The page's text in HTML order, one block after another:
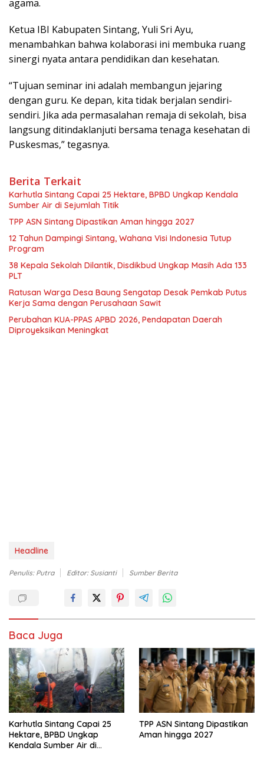
agama.
Ketua IBI Kabupaten Sintang, Yuli Sri Ayu,
menambahkan bahwa kolaborasi ini membuka ruang
sinergi nyata antara pendidikan dan kesehatan.
“Tujuan seminar ini adalah membangun jejaring
dengan guru. Ke depan, kita tidak berjalan sendiri-
sendiri. Jika ada permasalahan remaja di sekolah, bisa
langsung ditindaklanjuti bersama tenaga kesehatan di
Puskesmas,” tegasnya.
Berita Terkait
Karhutla Sintang Capai 25 Hektare, BPBD Ungkap Kendala
Sumber Air di Sejumlah Titik
TPP ASN Sintang Dipastikan Aman hingga 2027
12 Tahun Dampingi Sintang, Wahana Visi Indonesia Tutup
Program
38 Kepala Sekolah Dilantik, Disdikbud Ungkap Masih Ada 133
PLT
Ratusan Warga Desa Baung Sengatap Desak Pemkab Putus
Kerja Sama dengan Perusahaan Sawit
Perubahan KUA-PPAS APBD 2026, Pendapatan Daerah
Diproyeksikan Meningkat
Headline
Penulis: Putra Editor: Susianti Sumber Berita
Baca Juga
Karhutla Sintang Capai 25
Hektare, BPBD Ungkap
Kendala Sumber Air di
TPP ASN Sintang Dipastikan
Aman hingga 2027